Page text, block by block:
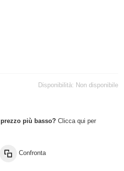
Disponibilità: Non disponibile
più basso? Clicca qui per
Confronta